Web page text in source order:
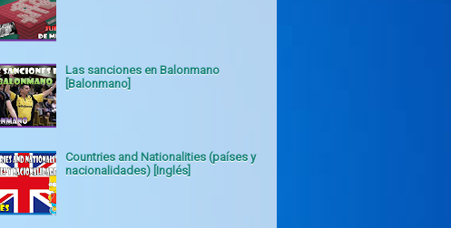
Las sanciones en Balonmano
[Balonmano]
Countries and Nationalities (países y
nacionalidades) [Inglés]